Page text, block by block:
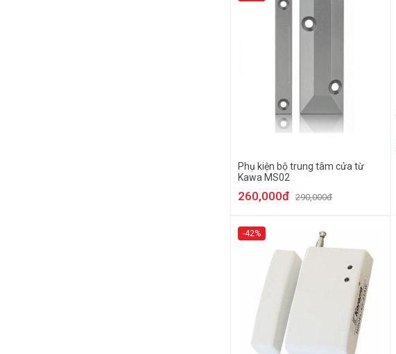
Phụ kiện bộ trung tâm cửa từ
Kawa MS02
260,000đ 290,000đ
-42%